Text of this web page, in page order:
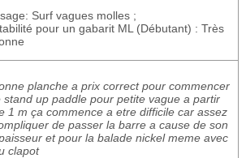
Surf vagues molles ;
pour un gabarit ML (Débutant) : Très
planche a prix correct pour commencer
stand up paddle pour petite vague a partir
1 m ça commence a etre difficile car assez
de passer la barre a cause de son
et pour la balade nickel meme avec
clapot